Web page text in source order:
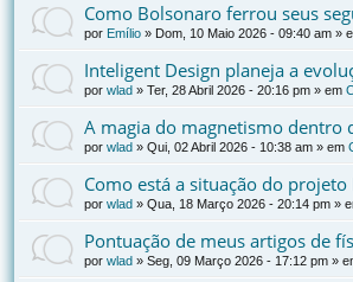
Como Bolsonaro ferrou seus
por Emílio » Dom, 10 Maio 2026 - 09:40 am »
Inteligent Design planeja a
por wlad » Ter, 28 Abril 2026 - 20:16 pm » em
A magia do magnetismo dentro
por wlad » Qui, 02 Abril 2026 - 10:38 am » em
Como está a situação do
por wlad » Qua, 18 Março 2026 - 20:14 pm »
Pontuação de meus artigos de
por wlad » Seg, 09 Março 2026 - 17:12 pm »